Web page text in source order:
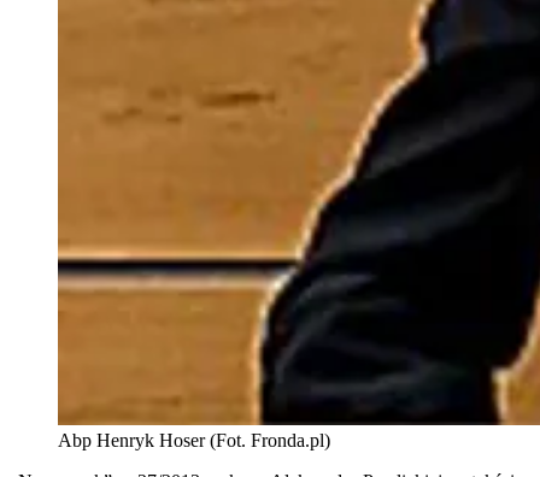
Abp Henryk Hoser (Fot. Fronda.pl)